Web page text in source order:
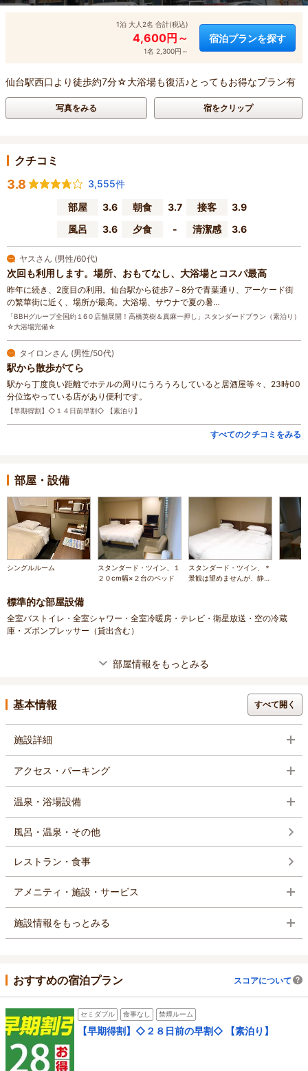
1泊 大人2名 合計(税込)
4,600円～
1名 2,300円～
宿泊プランを探す
仙台駅西口より徒歩約7分☆大浴場も復活♪とってもお得なプラン有
写真をみる 宿をクリップ
クチコミ
3.8
3,555件
部屋
3.6 朝食 3.7 接客
3.9
風呂
3.6 夕食 - 清潔感 3.6
ヤスさん (男性/60代)
次回も利用します。場所、おもてなし、大浴場とコスパ最高
昨年に続き、2度目の利用。仙台駅から徒歩7－8分で青葉通り、アーケード街
の繁華街に近く、場所が最高。大浴場、サウナで夏の暑…
「BBHグループ全国約１6０店舗展開！高橋英樹＆真麻一押し」スタンダードプラン（素泊り）
☆大浴場完備☆
タイロンさん (男性/50代)
駅から散歩がてら
駅から丁度良い距離でホテルの周りにうろうろしていると居酒屋等々、23時00
分位迄やっている店があり便利です。
【早期得割】◇１４日前早割◇ 【素泊り】
すべてのクチコミをみる
部屋・設備
シングルルーム
スタンダード・ツイン、１
２０cm幅×２台のベッド
スタンダード・ツイン、＊
景観は望めませんが、静か
標準的な部屋設備
全室バストイレ・全室シャワー・全室冷暖房・テレビ・衛星放送・空の冷蔵
庫・ズボンプレッサー（貸出含む）
部屋情報をもっとみる
基本情報 すべて開く
施設詳細
アクセス・パーキング
温泉・浴場設備
風呂・温泉・その他
レストラン・食事
アメニティ・施設・サービス
施設情報をもっとみる
おすすめの宿泊プラン スコアについて
セミダブル 食事なし 禁煙ルーム
【早期得割】◇２８日前の早割◇ 【素泊り】